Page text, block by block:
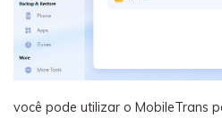
você pode utilizar o MobileTrans